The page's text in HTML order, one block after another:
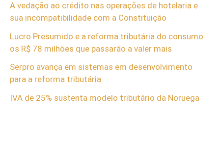
A vedação ao crédito nas operações de hotelaria e
sua incompatibilidade com a Constituição
Lucro Presumido e a reforma tributária do consumo:
os R$ 78 milhões que passarão a valer mais
Serpro avança em sistemas em desenvolvimento
para a reforma tributária
IVA de 25% sustenta modelo tributário da Noruega